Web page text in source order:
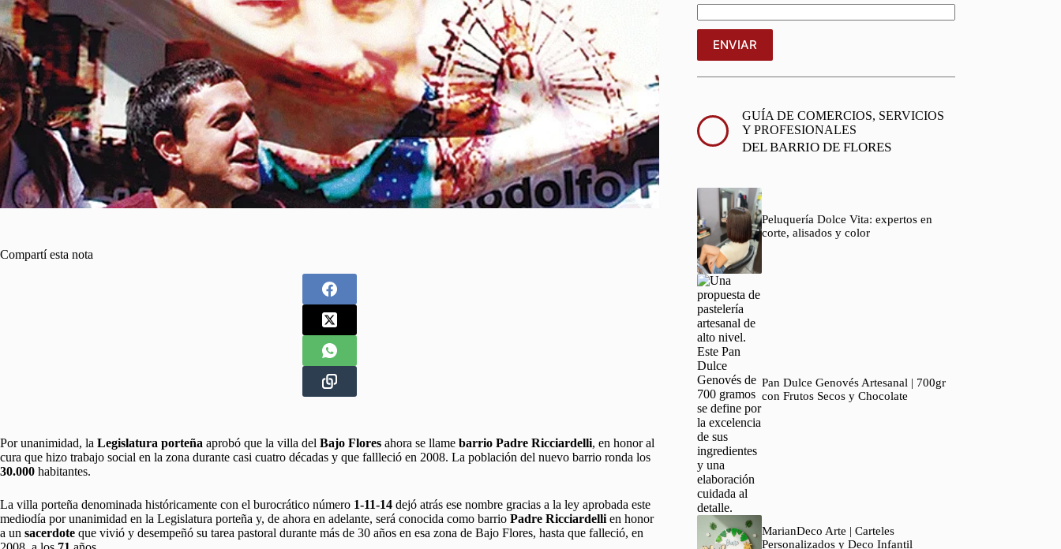
Compartí esta nota
Por unanimidad, la Legislatura porteña aprobó que la villa del Bajo Flores ahora se llame barrio Padre Ricciardelli, en honor al
cura que hizo trabajo social en la zona durante casi cuatro décadas y que fallleció en 2008. La población del nuevo barrio ronda los
30.000 habitantes.
La villa porteña denominada históricamente con el burocrático número 1-11-14 dejó atrás ese nombre gracias a la ley aprobada este
mediodía por unanimidad en la Legislatura porteña y, de ahora en adelante, será conocida como barrio Padre Ricciardelli en honor
a un sacerdote que vivió y desempeñó su tarea pastoral durante más de 30 años en esa zona de Bajo Flores, hasta que falleció, en
ENVIAR
GUÍA DE COMERCIOS, SERVICIOS
Y PROFESIONALES
DEL BARRIO DE FLORES
Peluquería Dolce Vita: expertos en
corte, alisados y color
Pan Dulce Genovés Artesanal | 700gr
con Frutos Secos y Chocolate
MarianDeco Arte | Carteles
Personalizados y Deco Infantil